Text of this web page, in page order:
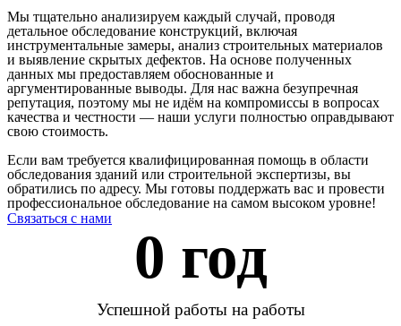
Мы тщательно анализируем каждый случай, проводя
детальное обследование конструкций, включая
инструментальные замеры, анализ строительных материалов
и выявление скрытых дефектов. На основе полученных
данных мы предоставляем обоснованные и
аргументированные выводы. Для нас важна безупречная
репутация, поэтому мы не идём на компромиссы в вопросах
качества и честности — наши услуги полностью оправдывают
свою стоимость.
Если вам требуется квалифицированная помощь в области
обследования зданий или строительной экспертизы, вы
обратились по адресу. Мы готовы поддержать вас и провести
профессиональное обследование на самом высоком уровне!
Связаться с нами
0 год
Успешной работы на работы